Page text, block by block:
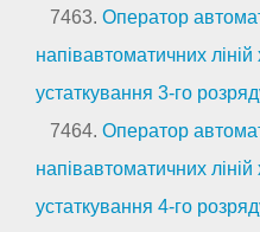
7463. Оператор
напівавтоматичних
устаткування 3-го
7464. Оператор
напівавтоматичних
устаткування 4-го